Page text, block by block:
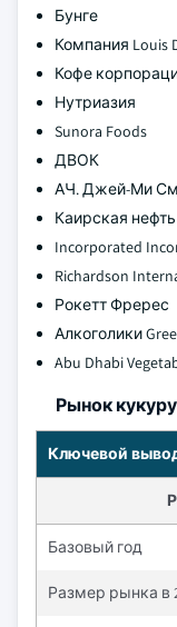
Бунге
Компания Louis
Кофе
Нутриазия
Sunora Foods
ДВОК
АЧ. Джей-Ми
Каирская
Incorporated
Richardson
Рокетт Фререс
Алкоголики
Abu Dhabi
Рынок
Ключевой
Базовый год
Размер рынка в